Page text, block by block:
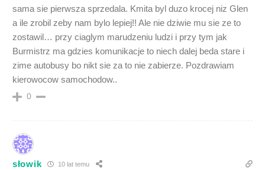
sama sie pierwsza sprzedala. Kmita byl duzo krocej niz Glen
a ile zrobil zeby nam bylo lepiej!! Ale nie dziwie mu sie ze to
zostawil… przy ciaglym marudzeniu ludzi i przy tym jak
Burmistrz ma gdzies komunikacje to niech dalej beda stare i
zime autobusy bo nikt sie za to nie zabierze. Pozdrawiam
kierowocow samochodow..
0
słowik 10 lat temu